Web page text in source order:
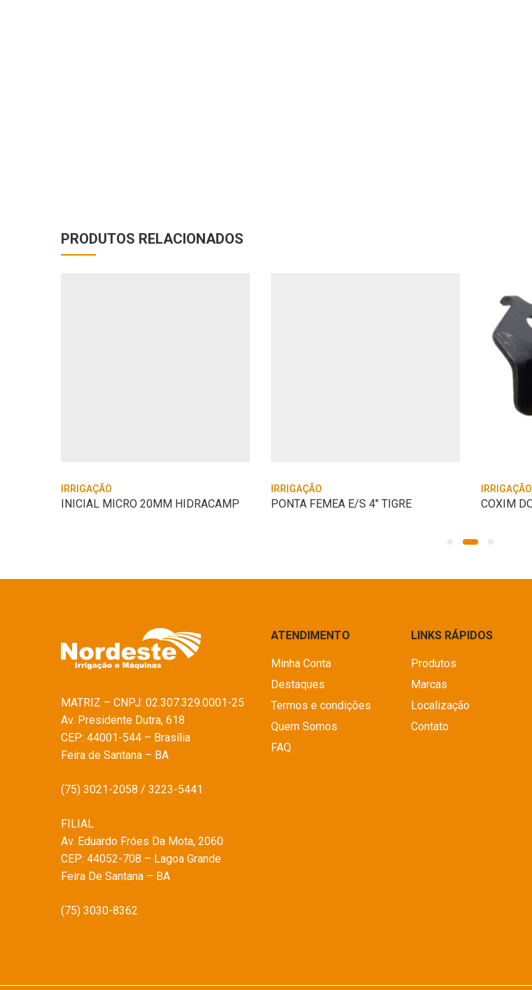
PRODUTOS RELACIONADOS
IRRIGAÇÃO
INICIAL MICRO 20MM HIDRACAMP
IRRIGAÇÃO
PONTA FEMEA E/S 4″ TIGRE
IRRIGAÇÃO
MATRIZ – CNPJ: 02.307.329.0001-25
Av. Presidente Dutra, 618
CEP: 44001-544 – Brasília
Feira de Santana – BA
(75) 3021-2058 / 3223-5441
FILIAL
Av. Eduardo Fróes Da Mota, 2060
CEP: 44052-708 – Lagoa Grande
Feira De Santana – BA
(75) 3030-8362
ATENDIMENTO
Minha Conta
Destaques
Termos e condições
Quem Somos
FAQ
LINKS RÁPIDOS
Produtos
Marcas
Localização
Contato